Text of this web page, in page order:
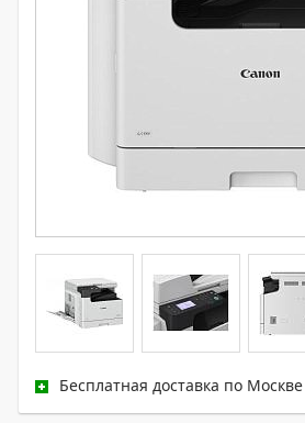
Бесплатная доставка по Москве